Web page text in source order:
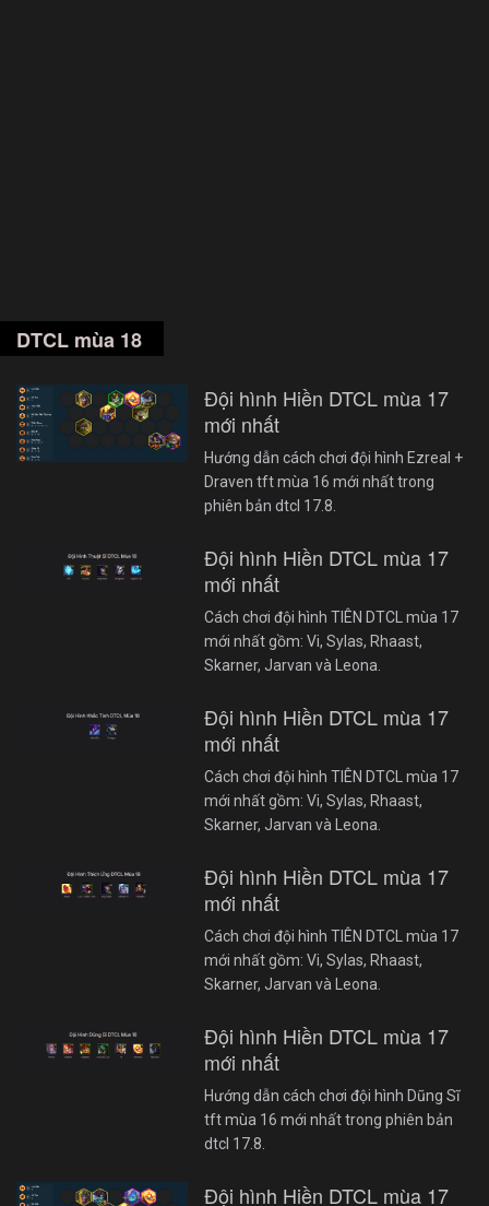
DTCL mùa 18
Đội hình Hiền DTCL mùa 17
mới nhất
Hướng dẫn cách chơi đội hình Ezreal +
Draven tft mùa 16 mới nhất trong
phiên bản dtcl 17.8.
Đội hình Hiền DTCL mùa 17
mới nhất
Cách chơi đội hình TIÊN DTCL mùa 17
mới nhất gồm: Vi, Sylas, Rhaast,
Skarner, Jarvan và Leona.
Đội hình Hiền DTCL mùa 17
mới nhất
Cách chơi đội hình TIÊN DTCL mùa 17
mới nhất gồm: Vi, Sylas, Rhaast,
Skarner, Jarvan và Leona.
Đội hình Hiền DTCL mùa 17
mới nhất
Cách chơi đội hình TIÊN DTCL mùa 17
mới nhất gồm: Vi, Sylas, Rhaast,
Skarner, Jarvan và Leona.
Đội hình Hiền DTCL mùa 17
mới nhất
Hướng dẫn cách chơi đội hình Dũng Sĩ
tft mùa 16 mới nhất trong phiên bản
dtcl 17.8.
Đội hình Hiền DTCL mùa 17